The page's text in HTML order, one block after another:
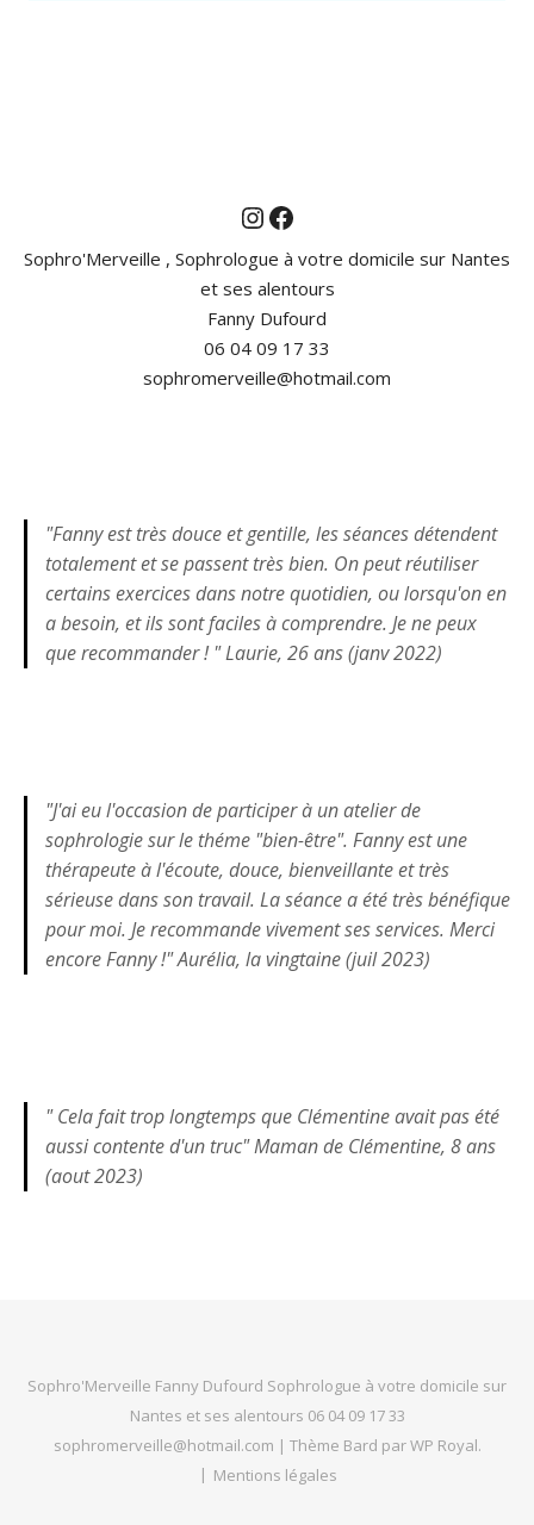
Instagram
Facebook
Sophro'Merveille , Sophrologue à votre domicile sur Nantes
et ses alentours
Fanny Dufourd
06 04 09 17 33
sophromerveille@hotmail.com
"Fanny est très douce et gentille, les séances détendent
totalement et se passent très bien. On peut réutiliser
certains exercices dans notre quotidien, ou lorsqu'on en
a besoin, et ils sont faciles à comprendre. Je ne peux
que recommander ! " Laurie, 26 ans (janv 2022)
"J'ai eu l'occasion de participer à un atelier de
sophrologie sur le théme "bien-être". Fanny est une
thérapeute à l'écoute, douce, bienveillante et très
sérieuse dans son travail. La séance a été très bénéfique
pour moi. Je recommande vivement ses services. Merci
encore Fanny !" Aurélia, la vingtaine (juil 2023)
" Cela fait trop longtemps que Clémentine avait pas été
aussi contente d'un truc" Maman de Clémentine, 8 ans
(aout 2023)
Sophro'Merveille Fanny Dufourd Sophrologue à votre domicile sur
Nantes et ses alentours 06 04 09 17 33
sophromerveille@hotmail.com | Thème Bard parWP Royal.
Mentions légales